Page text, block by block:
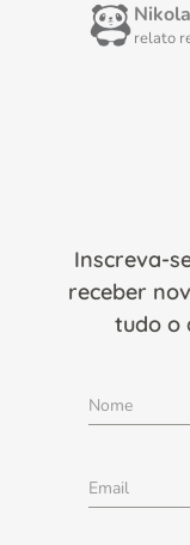
relato
Inscreva-
receber
tudo o